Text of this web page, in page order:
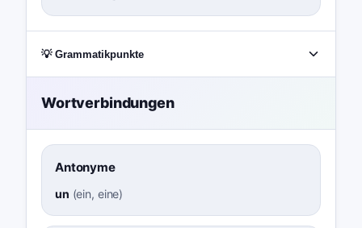
💡 Grammatikpunkte
Wortverbindungen
Antonyme
un (ein, eine)